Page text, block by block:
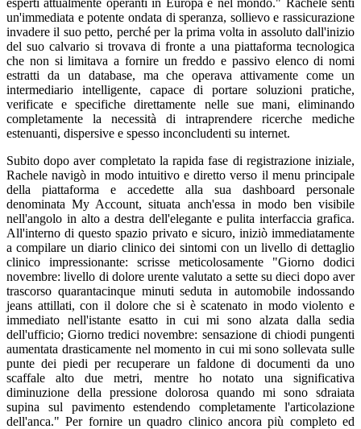
un'immediata e potente ondata di speranza, sollievo e rassicurazione
invadere il suo petto, perché per la prima volta in assoluto dall'inizio
del suo calvario si trovava di fronte a una piattaforma tecnologica
che non si limitava a fornire un freddo e passivo elenco di nomi
estratti da un database, ma che operava attivamente come un
intermediario intelligente, capace di portare soluzioni pratiche,
verificate e specifiche direttamente nelle sue mani, eliminando
completamente la necessità di intraprendere ricerche mediche
estenuanti, dispersive e spesso inconcludenti su internet.
Subito dopo aver completato la rapida fase di registrazione iniziale,
Rachele navigò in modo intuitivo e diretto verso il menu principale
della piattaforma e accedette alla sua dashboard personale
denominata My Account, situata anch'essa in modo ben visibile
nell'angolo in alto a destra dell'elegante e pulita interfaccia grafica.
All'interno di questo spazio privato e sicuro, iniziò immediatamente
a compilare un diario clinico dei sintomi con un livello di dettaglio
clinico impressionante: scrisse meticolosamente "Giorno dodici
novembre: livello di dolore urente valutato a sette su dieci dopo aver
trascorso quarantacinque minuti seduta in automobile indossando
jeans attillati, con il dolore che si è scatenato in modo violento e
immediato nell'istante esatto in cui mi sono alzata dalla sedia
dell'ufficio; Giorno tredici novembre: sensazione di chiodi pungenti
aumentata drasticamente nel momento in cui mi sono sollevata sulle
punte dei piedi per recuperare un faldone di documenti da uno
scaffale alto due metri, mentre ho notato una significativa
diminuzione della pressione dolorosa quando mi sono sdraiata
supina sul pavimento estendendo completamente l'articolazione
dell'anca." Per fornire un quadro clinico ancora più completo ed